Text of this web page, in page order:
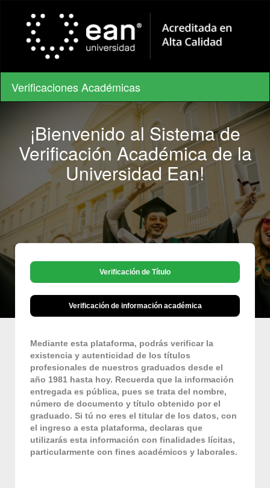
Verificaciones Académicas
¡Bienvenido al Sistema de
Verificación Académica de la
Universidad Ean!
Verificación de Título
Verificación de información académica
Mediante esta plataforma, podrás verificar la
existencia y autenticidad de los títulos
profesionales de nuestros graduados desde el
año 1981 hasta hoy. Recuerda que la información
entregada es pública, pues se trata del nombre,
número de documento y título obtenido por el
graduado. Si tú no eres el titular de los datos, con
el ingreso a esta plataforma, declaras que
utilizarás esta información con finalidades lícitas,
particularmente con fines académicos y laborales.